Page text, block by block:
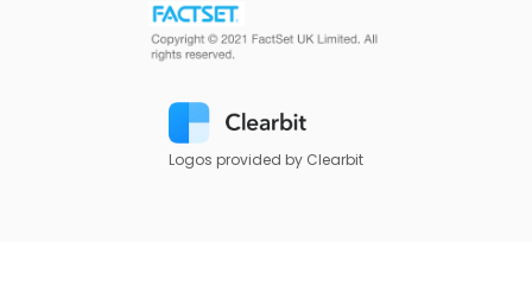
Logos provided by Clearbit